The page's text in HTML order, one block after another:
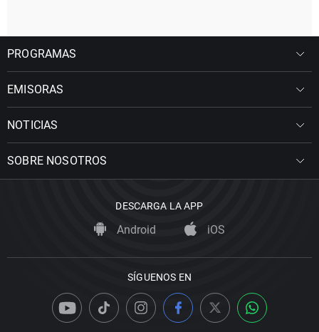
PROGRAMAS
EMISORAS
NOTICIAS
SOBRE NOSOTROS
DESCARGA LA APP
Android iOS
SÍGUENOS EN